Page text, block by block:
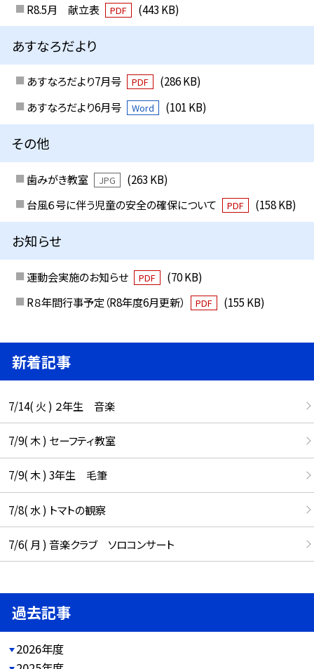
R8.5月 献立表
PDF (443 KB)
あすなろだより
あすなろだより7月号 PDF
(286 KB)
あすなろだより6月号
Word (101 KB)
その他
歯みがき教室 JPG
(263 KB)
台風６号に伴う児童の安全の確保について
PDF (158 KB)
お知らせ
運動会実施のお知らせ PDF
(70 KB)
R８年間行事予定（R8年度6月更新）
PDF (155 KB)
新着記事
7/14( 火 ) ２年生 音楽
7/9( 木 ) セーフティ教室
7/9( 木 ) 3年生 毛筆
7/8( 水 ) トマトの観察
7/6( 月 ) 音楽クラブ ソロコンサート
過去記事
2026年度